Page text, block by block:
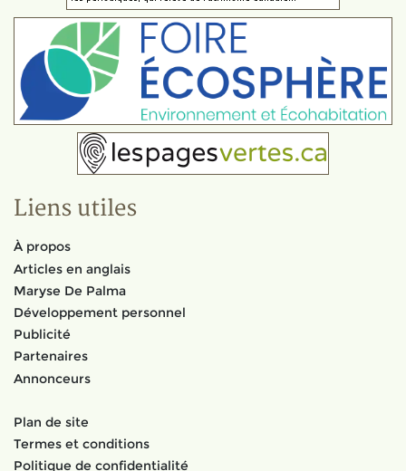
Liens utiles
À propos
Articles en anglais
Maryse De Palma
Développement personnel
Publicité
Partenaires
Annonceurs
Plan de site
Termes et conditions
Politique de confidentialité